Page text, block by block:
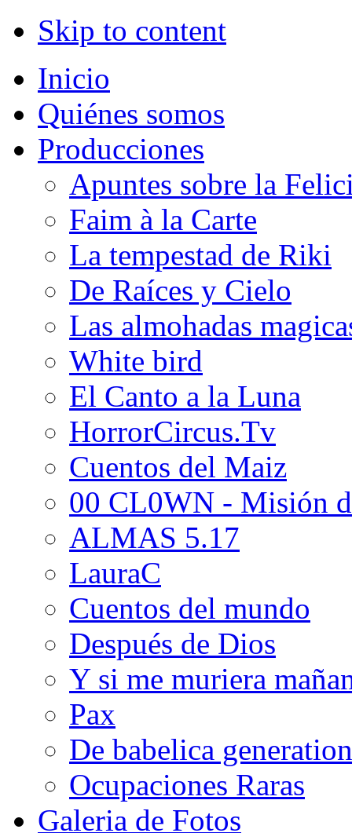
Skip to content
Inicio
Quiénes somos
Producciones
Apuntes sobre la
Faim à la Carte
La tempestad de Riki
De Raíces y Cielo
Las almohadas
White bird
El Canto a la Luna
HorrorCircus.Tv
Cuentos del Maiz
00 CL0WN - Misión
ALMAS 5.17
LauraC
Cuentos del mundo
Después de Dios
Y si me muriera
Pax
De babelica
Ocupaciones Raras
Galeria de Fotos